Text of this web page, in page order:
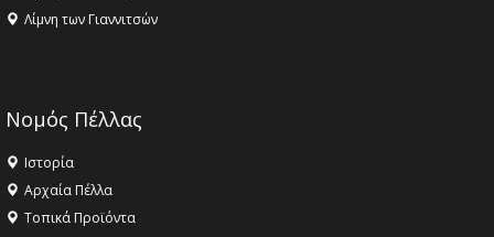
Λίμνη των Γιαννιτσών
Νομός Πέλλας
Ιστορία
Αρχαία Πέλλα
Τοπικά Προϊόντα